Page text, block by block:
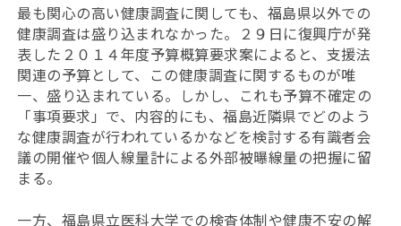
最も関心の高い健康調査に関しても、福島県以外での
健康調査は盛り込まれなかった。２９日に復興庁が発
表した２０１４年度予算概算要求案によると、支援法
関連の予算として、この健康調査に関するものが唯
一、盛り込まれている。しかし、これも予算不確定の
「事項要求」で、内容的にも、福島近隣県でどのよう
な健康調査が行われているかなどを検討する有識者会
議の開催や個人線量計による外部被曝線量の把握に留
まる。
一方、福島県立医科大学での検査体制や健康不安の解